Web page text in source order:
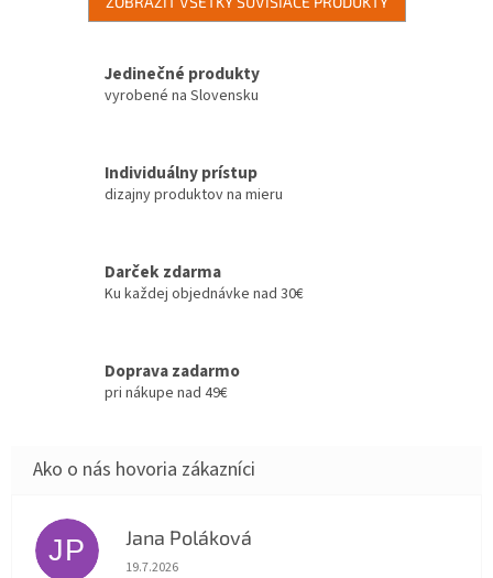
Jedinečné produkty
vyrobené na Slovensku
Individuálny prístup
dizajny produktov na mieru
Darček zdarma
Ku každej objednávke nad 30€
Doprava zadarmo
pri nákupe nad 49€
JP Jana Poláková
Hodnotenie obchodu je 5 z 5 hviezdičiek.
19.7.2026